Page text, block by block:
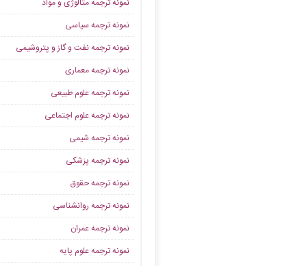
نمونه ترجمه متالوژی و مواد
نمونه ترجمه سیاسی
نمونه ترجمه نفت و گاز و پتروشیمی
نمونه ترجمه معماری
نمونه ترجمه علوم طبیعی
نمونه ترجمه علوم اجتماعی
نمونه ترجمه شیمی
نمونه ترجمه پزشکی
نمونه ترجمه حقوق
نمونه ترجمه روانشناسی
نمونه ترجمه عمران
نمونه ترجمه علوم پایه